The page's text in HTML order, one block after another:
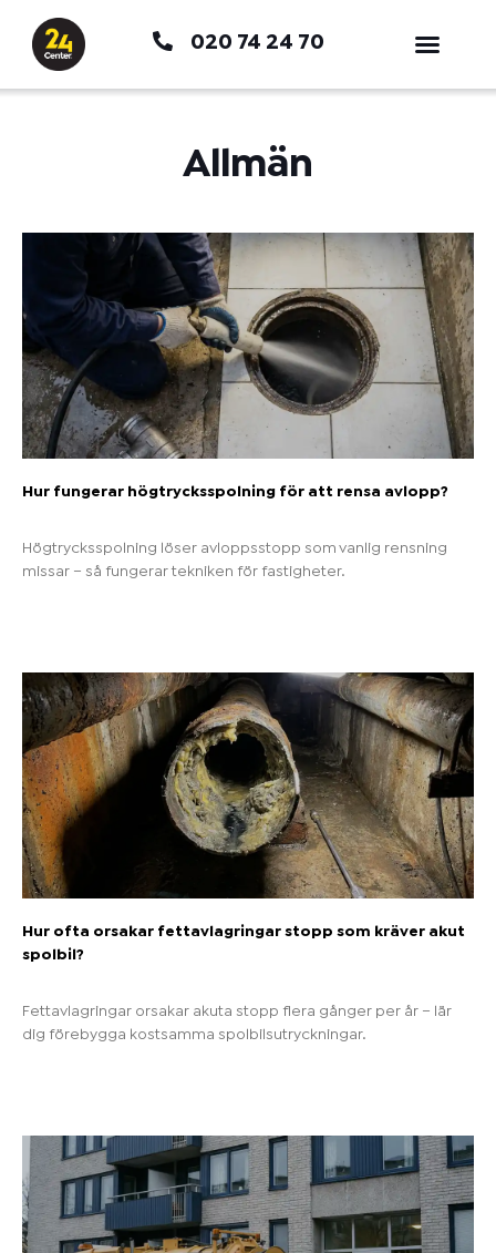
innehåll
020 74 24 70
Allmän
Hur fungerar högtrycksspolning för att rensa avlopp?
Högtrycksspolning löser avloppsstopp som vanlig rensning
missar – så fungerar tekniken för fastigheter.
Hur ofta orsakar fettavlagringar stopp som kräver akut
spolbil?
Fettavlagringar orsakar akuta stopp flera gånger per år – lär
dig förebygga kostsamma spolbilsutryckningar.